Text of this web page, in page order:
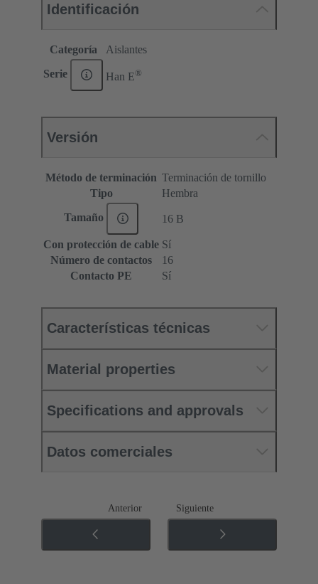
Identificación
Categoría Aislantes
Serie Han E®
Versión
Método de terminación Terminación de tornillo
Tipo
Hembra
Tamaño 16 B
Con protección de cable Sí
Número de contactos
16
Contacto PE
Sí
Características técnicas
Material properties
Specifications and approvals
Datos comerciales
Anterior Siguiente